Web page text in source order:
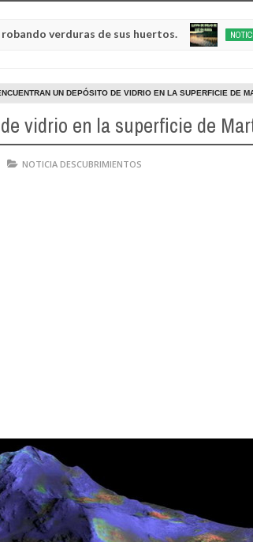
de sus huertos. NOTICIA
UN DEPÓSITO DE VIDRIO EN LA SUPERFICIE DE
vidrio en la superficie de
NOTICIA DESCUBRIMIENTOS